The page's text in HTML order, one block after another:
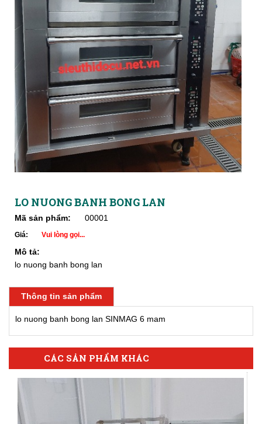
LO NUONG BANH BONG LAN
Mã sản phẩm: 00001
Giá: Vui lòng gọi...
Mô tả:
lo nuong banh bong lan
Thông tin sản phẩm
lo nuong banh bong lan SINMAG 6 mam
CÁC SẢN PHẨM KHÁC